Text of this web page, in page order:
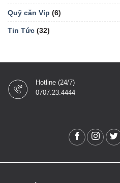
Quỹ căn Vip (6)
Tin Tức (32)
Hotline (24/7)
0707.23.4444